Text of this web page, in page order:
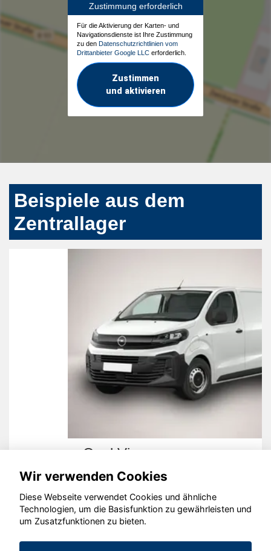
Zustimmung erforderlich
Für die Aktivierung der Karten- und
Navigationsdienste ist Ihre Zustimmung
zu den Datenschutzrichtlinien vom
Drittanbieter Google LLC erforderlich.
Zustimmen
und aktivieren
Beispiele aus dem
Zentrallager
Opel Vivaro
© konjunkturmotor.de GmbH 2020 - 2026
Wir verwenden Cookies
Diese Webseite verwendet Cookies und ähnliche
Technologien, um die Basisfunktion zu gewährleisten und
um Zusatzfunktionen zu bieten.